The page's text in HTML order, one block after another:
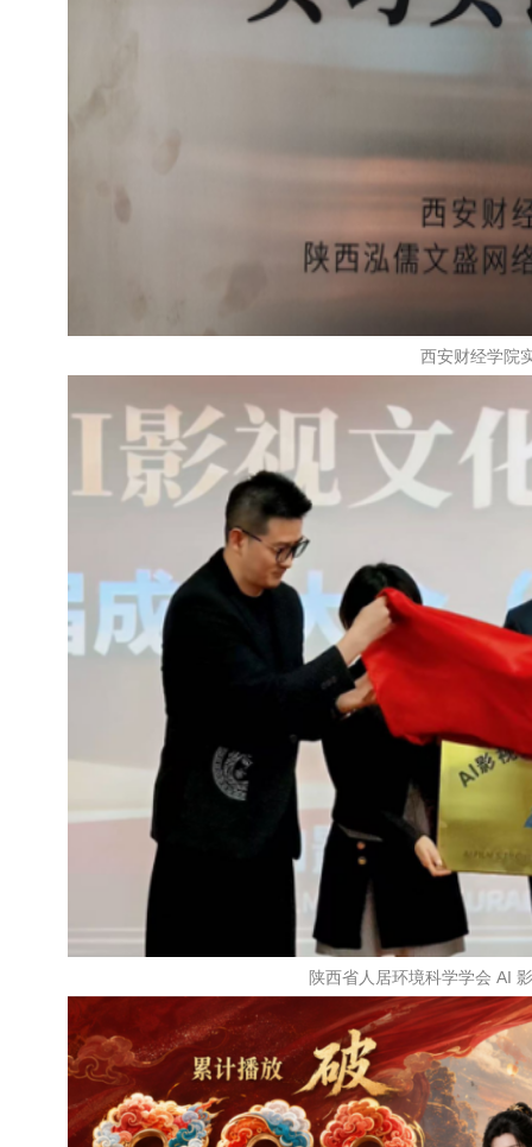
西安财经学院
陕西省人居环境科学学会 AI